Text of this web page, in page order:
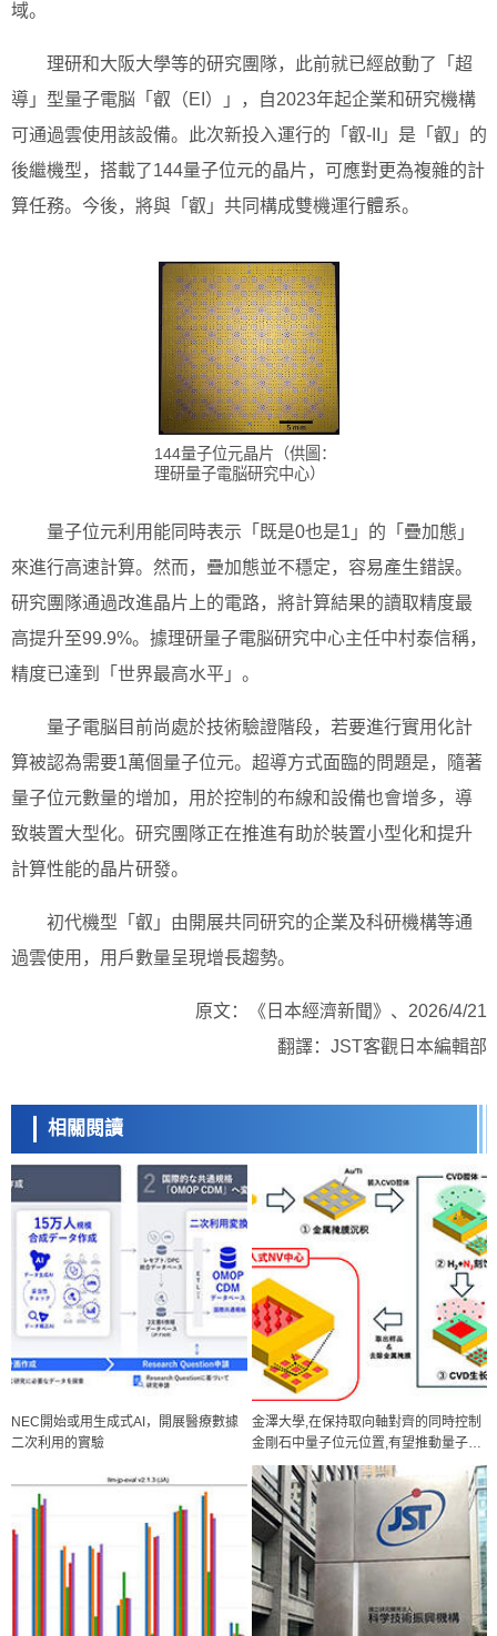
域。
理研和大阪大學等的研究團隊，此前就已經啟動了「超
導」型量子電脳「叡（EI）」，自2023年起企業和研究機構
可通過雲使用該設備。此次新投入運行的「叡-II」是「叡」的
後繼機型，搭載了144量子位元的晶片，可應對更為複雜的計
算任務。今後，將與「叡」共同構成雙機運行體系。
144量子位元晶片（供圖：
理研量子電脳研究中心）
量子位元利用能同時表示「既是0也是1」的「疊加態」
來進行高速計算。然而，疊加態並不穩定，容易產生錯誤。
研究團隊通過改進晶片上的電路，將計算結果的讀取精度最
高提升至99.9%。據理研量子電脳研究中心主任中村泰信稱，
精度已達到「世界最高水平」。
量子電脳目前尚處於技術驗證階段，若要進行實用化計
算被認為需要1萬個量子位元。超導方式面臨的問題是，隨著
量子位元數量的增加，用於控制的布線和設備也會增多，導
致裝置大型化。研究團隊正在推進有助於裝置小型化和提升
計算性能的晶片研發。
初代機型「叡」由開展共同研究的企業及科研機構等通
過雲使用，用戶數量呈現增長趨勢。
原文：《日本經濟新聞》、2026/4/21
翻譯：JST客觀日本編輯部
相關閱讀
NEC開始或用生成式AI，開展醫療數據
二次利用的實驗
金澤大學,在保持取向軸對齊的同時控制
金剛石中量子位元位置,有望推動量子器
件的集成化